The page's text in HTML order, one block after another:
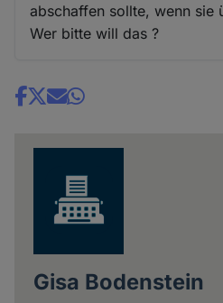
abschaffen sollte, wenn sie
Wer bitte will das ?
Share
Gisa Bodenstein